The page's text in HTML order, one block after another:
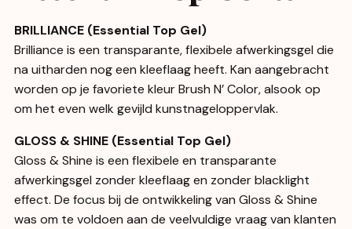
BRILLIANCE (Essential Top Gel)
Brilliance is een transparante, flexibele afwerkingsgel die
na uitharden nog een kleeflaag heeft. Kan aangebracht
worden op je favoriete kleur Brush N’ Color, alsook op
om het even welk gevijld kunstnageloppervlak.
GLOSS & SHINE (Essential Top Gel)
Gloss & Shine is een flexibele en transparante
afwerkingsgel zonder kleeflaag en zonder blacklight
effect. De focus bij de ontwikkeling van Gloss & Shine
was om te voldoen aan de veelvuldige vraag van klanten